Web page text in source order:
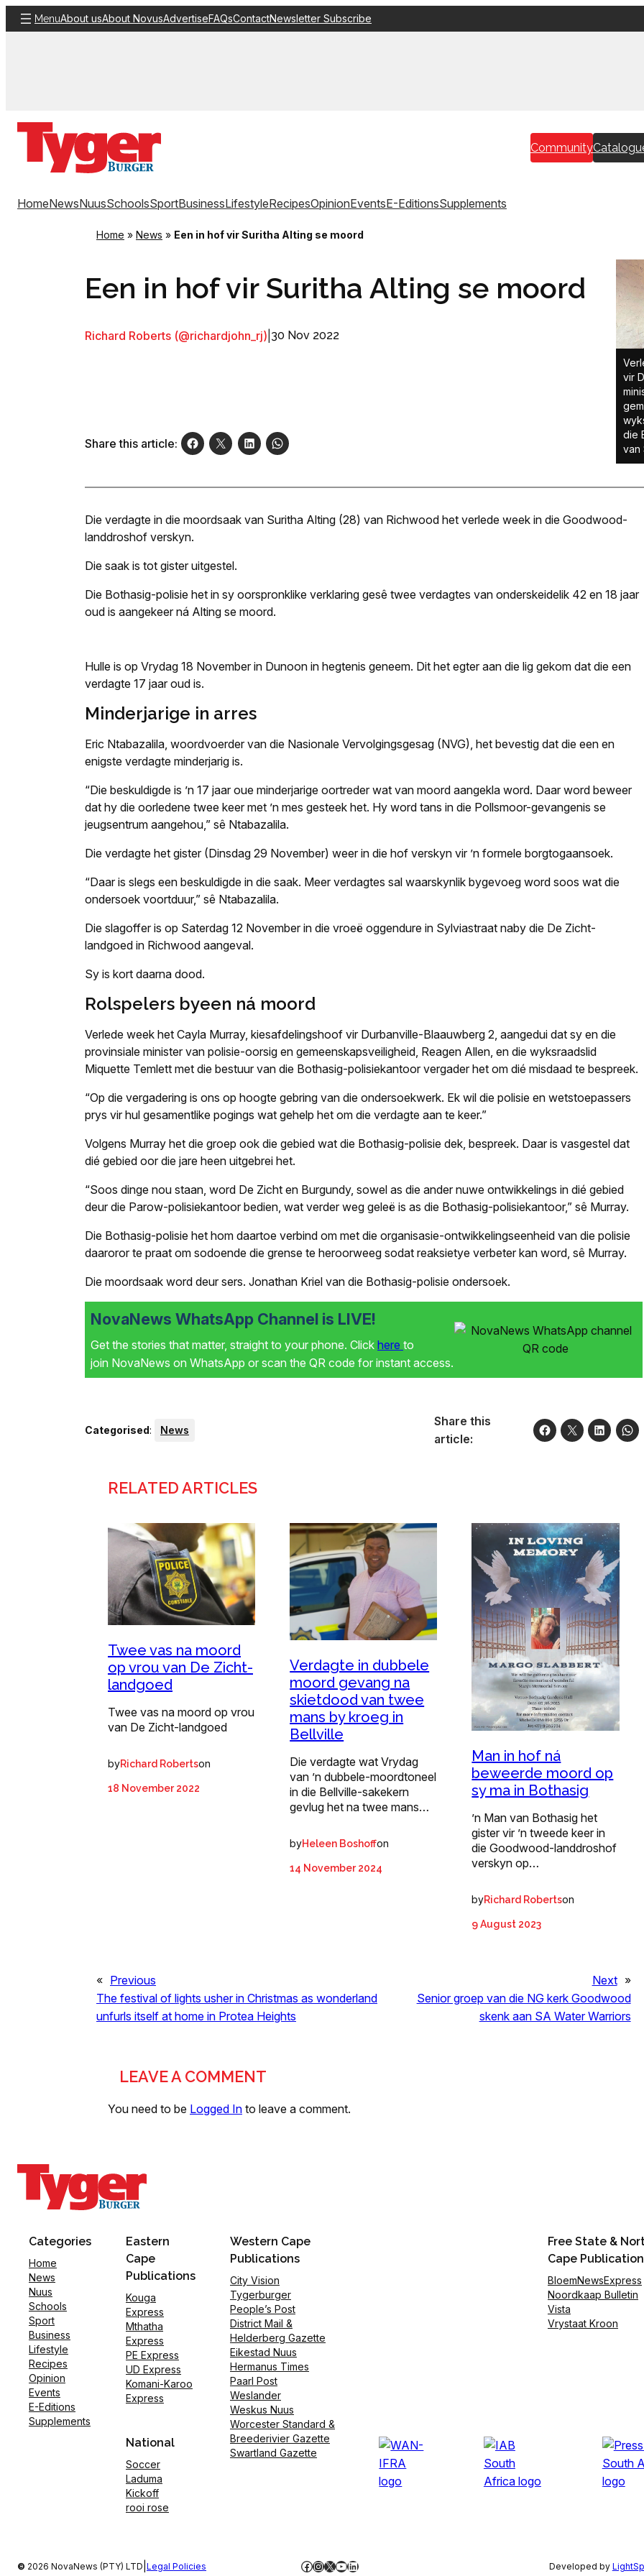
Skip
to
MenuAbout usAbout NovusAdvertiseFAQsContactNewsletter Subscribe
Community
HomeNewsNuusSchoolsSportBusinessLifestyleRecipesOpinionEventsE-EditionsSupplements
Home » News » Een in hof vir Suritha Alting se moord
Een in hof vir Suritha Alting se moord
Richard Roberts (@richardjohn_rj) 30 Nov 2022
Share this article:
vir
die
van
Die verdagte in die moordsaak van Suritha Alting (28) van Richwood het verlede week in die Goodwood-
landdroshof verskyn.
Die saak is tot gister uitgestel.
Die Bothasig-polisie het in sy oorspronklike verklaring gesê twee verdagtes van onderskeidelik 42 en 18 jaar
oud is aangekeer ná Alting se moord.
Hulle is op Vrydag 18 November in Dunoon in hegtenis geneem. Dit het egter aan die lig gekom dat die een
verdagte 17 jaar oud is.
Minderjarige in arres
Eric Ntabazalila, woordvoerder van die Nasionale Vervolgingsgesag (NVG), het bevestig dat die een en
enigste verdagte minderjarig is.
“Die beskuldigde is ’n 17 jaar oue minderjarige oortreder wat van moord aangekla word. Daar word beweer
dat hy die oorledene twee keer met ’n mes gesteek het. Hy word tans in die Pollsmoor-gevangenis se
jeugsentrum aangehou,” sê Ntabazalila.
Die verdagte het gister (Dinsdag 29 November) weer in die hof verskyn vir ’n formele borgtogaansoek.
“Daar is slegs een beskuldigde in die saak. Meer verdagtes sal waarskynlik bygevoeg word soos wat die
ondersoek voortduur,” sê Ntabazalila.
Die slagoffer is op Saterdag 12 November in die vroeë oggendure in Sylviastraat naby die De Zicht-
landgoed in Richwood aangeval.
Sy is kort daarna dood.
Rolspelers byeen ná moord
Verlede week het Cayla Murray, kiesafdelingshoof vir Durbanville-Blaauwberg 2, aangedui dat sy en die
provinsiale minister van polisie-oorsig en gemeenskapsveiligheid, Reagen Allen, en die wyksraadslid
Miquette Temlett met die bestuur van die Bothasig-polisiekantoor vergader het om dié misdaad te bespreek.
“Op die vergadering is ons op hoogte gebring van die ondersoekwerk. Ek wil die polisie en wetstoepassers
prys vir hul gesamentlike pogings wat gehelp het om die verdagte aan te keer.”
Volgens Murray het die groep ook die gebied wat die Bothasig-polisie dek, bespreek. Daar is vasgestel dat
dié gebied oor die jare heen uitgebrei het.
“Soos dinge nou staan, word De Zicht en Burgundy, sowel as die ander nuwe ontwikkelings in dié gebied
deur die Parow-polisiekantoor bedien, wat verder weg geleë is as die Bothasig-polisiekantoor,” sê Murray.
Die Bothasig-polisie het hom daartoe verbind om met die organisasie-ontwikkelingseenheid van die polisie
daaroror te praat om sodoende die grense te heroorweeg sodat reaksietye verbeter kan word, sê Murray.
Die moordsaak word deur sers. Jonathan Kriel van die Bothasig-polisie ondersoek.
NovaNews WhatsApp Channel is LIVE!
Get the stories that matter, straight to your phone. Click here to
join NovaNews on WhatsApp or scan the QR code for instant access.
Categorised: News
Share this
article:
RELATED ARTICLES
Twee vas na moord
op vrou van De Zicht-
landgoed
Twee vas na moord op vrou
van De Zicht-landgoed
byRichard Robertson
18 November 2022
Verdagte in dubbele
moord gevang na
skietdood van twee
mans by kroeg in
Bellville
Die verdagte wat Vrydag
van ’n dubbele-moordtoneel
in die Bellville-sakekern
gevlug het na twee mans…
byHeleen Boshoffon
14 November 2024
Man in hof ná
beweerde moord op
sy ma in Bothasig
’n Man van Bothasig het
gister vir ’n tweede keer in
die Goodwood-landdroshof
verskyn op…
byRichard Robertson
9 August 2023
« Previous
The festival of lights usher in Christmas as wonderland
unfurls itself at home in Protea Heights
Next »
Senior groep van die NG kerk Goodwood
skenk aan SA Water Warriors
LEAVE A COMMENT
You need to be Logged In to leave a comment.
Categories
Home
News
Nuus
Schools
Sport
Business
Lifestyle
Recipes
Opinion
Events
E-Editions
Supplements
Eastern
Cape
Publications
Kouga
Express
Mthatha
Express
PE Express
UD Express
Komani-Karoo
Express
National
Soccer
Laduma
Kickoff
rooi rose
Western Cape
Publications
City Vision
Tygerburger
People’s Post
District Mail &
Helderberg Gazette
Eikestad Nuus
Hermanus Times
Paarl Post
Weslander
Weskus Nuus
Worcester Standard &
Breederivier Gazette
Swartland Gazette
Free State &
Cape
BloemNewsExpress
Noordkaap Bulletin
Vista
Vrystaat Kroon
© 2026 NovaNews (PTY) LTD Legal Policies Facebook
Instagram
X YouTube
LinkedIn Developed by